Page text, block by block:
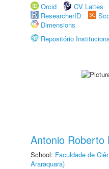
Orcid CV Lattes
ResearcherID
Dimensions
Repositório
Antonio Roberto
School: Faculdade de
Araraquara)